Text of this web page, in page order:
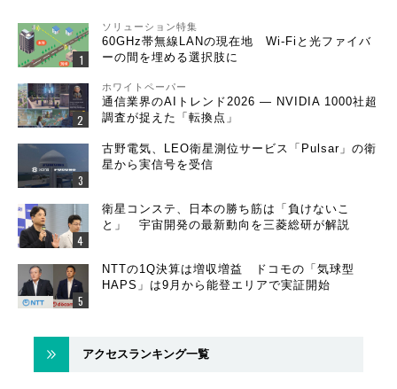
ソリューション特集
60GHz帯無線LANの現在地 Wi-Fiと光ファイバ
ーの間を埋める選択肢に
ホワイトペーパー
通信業界のAIトレンド2026 ― NVIDIA 1000社超
調査が捉えた「転換点」
古野電気、LEO衛星測位サービス「Pulsar」の衛
星から実信号を受信
衛星コンステ、日本の勝ち筋は「負けないこ
と」 宇宙開発の最新動向を三菱総研が解説
NTTの1Q決算は増収増益 ドコモの「気球型
HAPS」は9月から能登エリアで実証開始
アクセスランキング一覧